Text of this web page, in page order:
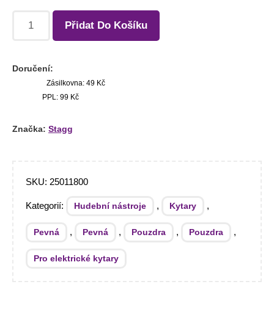
Přidat Do Košíku
Doručení:
Zásilkovna: 49 Kč
PPL: 99 Kč
Značka: Stagg
SKU: 25011800
Kategorií: Hudební nástroje , Kytary ,
Pevná , Pevná , Pouzdra , Pouzdra ,
Pro elektrické kytary